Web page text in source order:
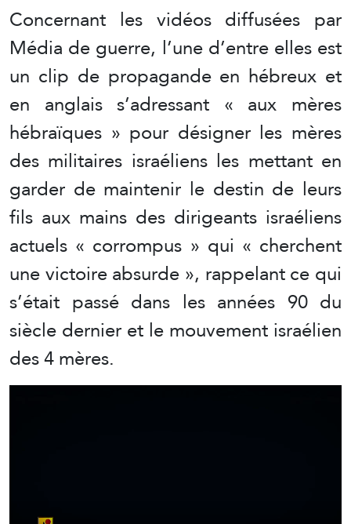
Concernant les vidéos diffusées par
Média de guerre, l’une d’entre elles est
un clip de propagande en hébreux et
en anglais s’adressant « aux mères
hébraïques » pour désigner les mères
des militaires israéliens les mettant en
garder de maintenir le destin de leurs
fils aux mains des dirigeants israéliens
actuels « corrompus » qui « cherchent
une victoire absurde », rappelant ce qui
s’était passé dans les années 90 du
siècle dernier et le mouvement israélien
des 4 mères.